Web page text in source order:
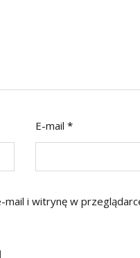
E-mail *
i witrynę w